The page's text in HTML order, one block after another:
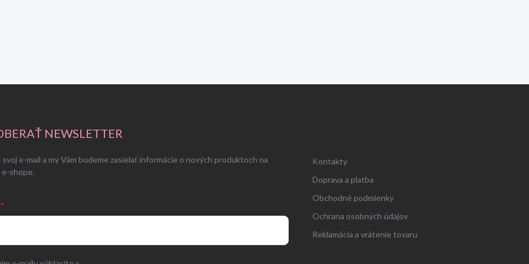
NEWSLETTER
e-mail a my Vám budeme zasielať informácie o nových produktoch na
e-shope.
Kontakty
Doprava a platba
Obchodné podmienky
Ochrana osobných údajov
Reklamácia a vrátenie tovaru